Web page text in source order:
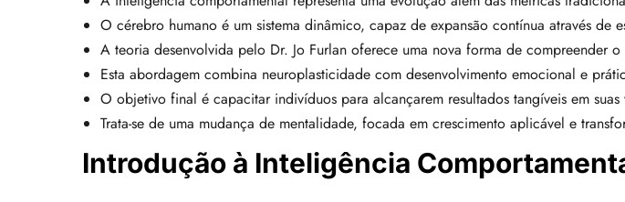
O cérebro humano é um sistema dinâmico, capaz de expansão contínua através de
A teoria desenvolvida pelo Dr. Jo Furlan oferece uma nova forma de compreender
Esta abordagem combina neuroplasticidade com desenvolvimento emocional e
O objetivo final é capacitar indivíduos para alcançarem resultados tangíveis em suas
Trata-se de uma mudança de mentalidade, focada em crescimento aplicável e
Introdução à Inteligência